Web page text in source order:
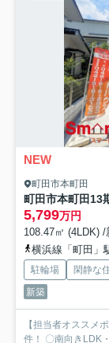
NEW
町田市本町田
町田市本町田
5,799万円
108.47㎡ (4LDK)
横浜線「町田」
駐輪場 閑静な
新築
【担当者オススメ
件！ 〇南向きLDK